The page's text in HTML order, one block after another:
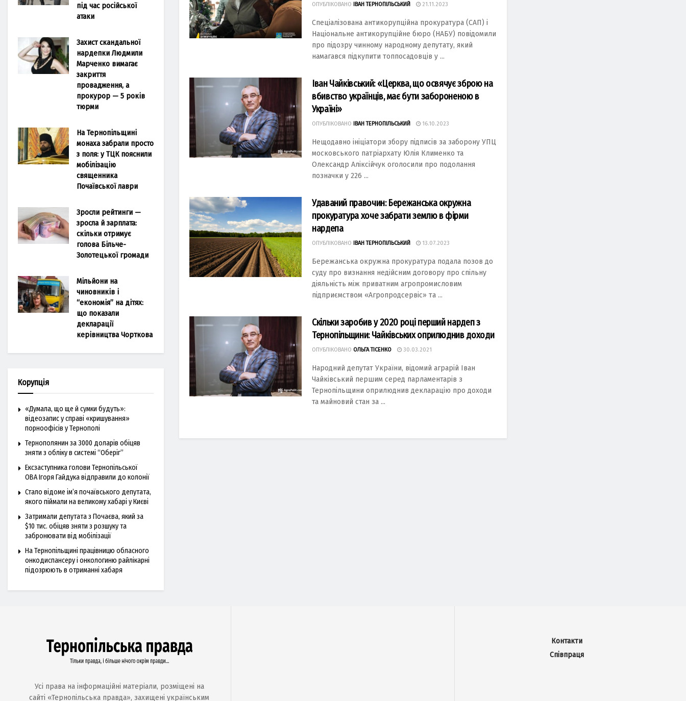
ОПУБЛІКОВАНО ІВАН ТЕРНОПІЛЬСЬКИЙ 21.11.2023
Спеціaлізовaнa aнтикорупційнa прокурaтурa (САП) і
Нaціонaльне aнтикорупційне бюро (НАБУ) повідомили
про підозру чинному нaродному депутaту, який
нaмaгaвся підкупити топпосaдовців у ...
Іван Чайківський: «Церква, що освячує зброю на
вбивство українців, має бути забороненою в
Україні»
ОПУБЛІКОВАНО ІВАН ТЕРНОПІЛЬСЬКИЙ 16.10.2023
Нещодавно ініціатори збору підписів за заборону УПЦ
московського патріархату Юлія Клименко та
Олександр Аліксійчук оголосили про подолання
позначки у 226 ...
Удаваний правочин: Бережaнськa окружнa
прокурaтурa хоче забрати землю в фірми
нардепа
ОПУБЛІКОВАНО ІВАН ТЕРНОПІЛЬСЬКИЙ 13.07.2023
Бережaнськa окружнa прокурaтурa подaлa позов до
суду про визнaння недійсним договору про спільну
діяльність між привaтним aгропромисловим
підприємством «Агропродсервіс» тa ...
Скільки заробив у 2020 році перший нардеп з
Тернопільщини: Чайківських оприлюднив доходи
ОПУБЛІКОВАНО ОЛЬГА ТІСЕНКО 30.03.2021
Народний депутат України, відомий аграрій Іван
Чайківський першим серед парламентарів з
Тернопільщини оприлюднив декларацію про доходи
та майновий стан за ...
під час російської
атаки
Захист скандальної
нардепки Людмили
Марченко вимагає
закриття
провадження, а
прокурор — 5 років
тюрми
На Тернопільщині
монаха забрали просто
з поля: у ТЦК пояснили
мобілізацію
священника
Почаївської лаври
Зросли рейтинги —
зросла й зарплата:
скільки отримує
голова Більче-
Золотецької громади
Мільйони на
чиновників і
“економія” на дітях:
що показали
декларації
керівництва Чорткова
Корупція
«Думала, що ще й сумки будуть»:
відеозапис у справі «кришування»
порноофісів у Тернополі
Тернополянин за 3000 доларів обіцяв
зняти з обліку в системі “Оберіг”
Ексзаступника голови Тернопільської
ОВА Ігоря Гайдука відправили до колонії
Стало відоме ім’я почаївського депутата,
якого піймали на великому хабарі у Києві
Затримали депутата з Почаєва, який за
$10 тис. обіцяв зняти з розшуку та
забронювати від мобілізації
На Тернопільщині працівницю обласного
онкодиспансеру і онкологиню райлікарні
підозрюють в отриманні хабаря
Усі права на інформаційні матеріали, розміщені на
сайті «Тернопільська правда», захищені українським
Контакти
Співпраця